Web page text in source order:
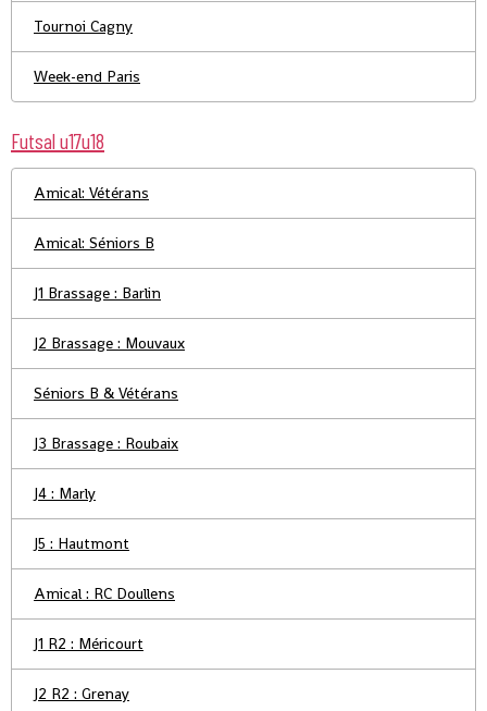
Tournoi Cagny
Week-end Paris
Futsal u17u18
Amical: Vétérans
Amical: Séniors B
J1 Brassage : Barlin
J2 Brassage : Mouvaux
Séniors B & Vétérans
J3 Brassage : Roubaix
J4 : Marly
J5 : Hautmont
Amical : RC Doullens
J1 R2 : Méricourt
J2 R2 : Grenay